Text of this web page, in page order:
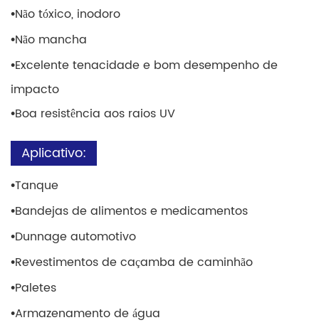
•Não tóxico, inodoro
•Não mancha
•Excelente tenacidade e bom desempenho de
impacto
•Boa resistência aos raios UV
Aplicativo:
•Tanque
•Bandejas de alimentos e medicamentos
•Dunnage automotivo
•Revestimentos de caçamba de caminhão
•Paletes
•Armazenamento de água